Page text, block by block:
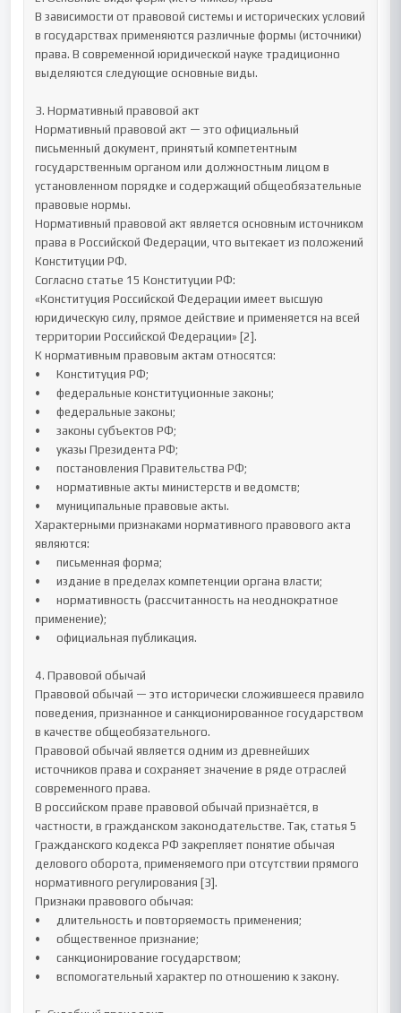
В зависимости от правовой системы и исторических условий
в государствах применяются различные формы (источники)
права. В современной юридической науке традиционно
выделяются следующие основные виды.
3. Нормативный правовой акт
Нормативный правовой акт — это официальный
письменный документ, принятый компетентным
государственным органом или должностным лицом в
установленном порядке и содержащий общеобязательные
правовые нормы.
Нормативный правовой акт является основным источником
права в Российской Федерации, что вытекает из положений
Конституции РФ.
Согласно статье 15 Конституции РФ:
«Конституция Российской Федерации имеет высшую
юридическую силу, прямое действие и применяется на всей
территории Российской Федерации» [2].
К нормативным правовым актам относятся:
•	Конституция РФ;
•	федеральные конституционные законы;
•	федеральные законы;
•	законы субъектов РФ;
•	указы Президента РФ;
•	постановления Правительства РФ;
•	нормативные акты министерств и ведомств;
•	муниципальные правовые акты.
Характерными признаками нормативного правового акта
являются:
•	письменная форма;
•	издание в пределах компетенции органа власти;
•	нормативность (рассчитанность на неоднократное
применение);
•	официальная публикация.
4. Правовой обычай
Правовой обычай — это исторически сложившееся правило
поведения, признанное и санкционированное государством
в качестве общеобязательного.
Правовой обычай является одним из древнейших
источников права и сохраняет значение в ряде отраслей
современного права.
В российском праве правовой обычай признаётся, в
частности, в гражданском законодательстве. Так, статья 5
Гражданского кодекса РФ закрепляет понятие обычая
делового оборота, применяемого при отсутствии прямого
нормативного регулирования [3].
Признаки правового обычая:
•	длительность и повторяемость применения;
•	общественное признание;
•	санкционирование государством;
•	вспомогательный характер по отношению к закону.